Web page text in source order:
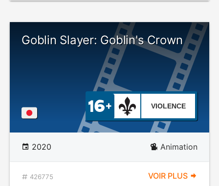
Goblin Slayer: Goblin's Crown
VIOLENCE
2020 Animation
426775 VOIR PLUS